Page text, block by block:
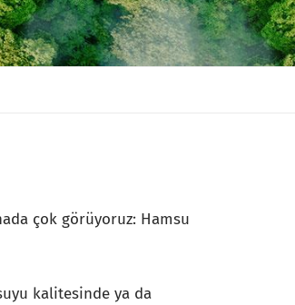
çok görüyoruz: Hamsu
kalitesinde ya da